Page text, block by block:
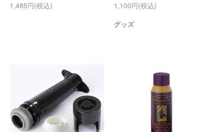
1,485円(税込)
1,100円(税込)
グッズ